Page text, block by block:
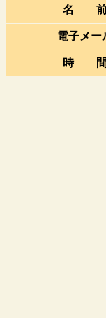
名
電子メー
時 間